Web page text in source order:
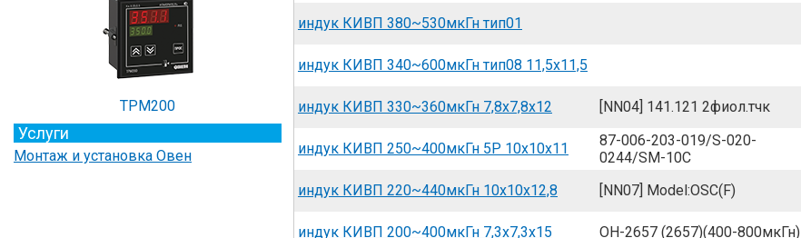
ТРМ200
Услуги
Монтаж и установка Овен
индук КИВП 380~530мкГн тип01
индук КИВП 340~600мкГн тип08 11,5x11,5
индук КИВП 330~360мкГн 7,8x7,8x12 [NN04] 141.121 2фиол.тчк
индук КИВП 250~400мкГн 5P 10x10x11
87-006-203-019/S-020-
0244/SM-10C
индук КИВП 220~440мкГн 10x10x12,8 [NN07] Model:OSC(F)
индук КИВП 200~400мкГн 7,3x7,3x15 OH-2657 (2657)(400-800мкГн)